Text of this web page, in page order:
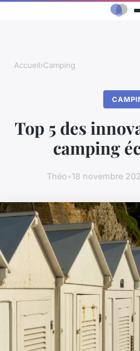
Accueil›Camping
Top 5 des
camping
Théo•18 novembre